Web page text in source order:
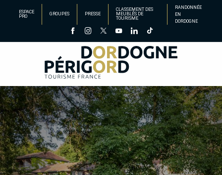
principal
ESPACE
PRO
GROUPES PRESSE
CLASSEMENT DES
MEUBLÉS DE
TOURISME
RANDONNÉE
EN
DORDOGNE